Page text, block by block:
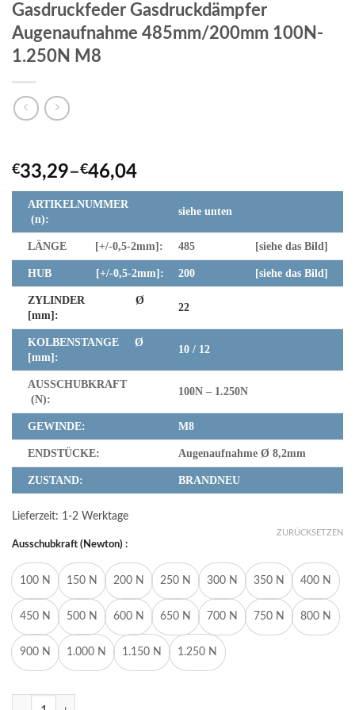
Gasdruckfeder Gasdruckdämpfer
Augenaufnahme 485mm/200mm 100N-
1.250N M8
€33,29–€46,04
ARTIKELNUMMER
(n):
siehe unten
LÄNGE [+/-0,5-2mm]: 485 [siehe das Bild]
HUB [+/-0,5-2mm]: 200 [siehe das Bild]
ZYLINDER Ø
[mm]:
22
KOLBENSTANGE Ø
[mm]:
10 / 12
AUSSCHUBKRAFT
(N):
100N – 1.250N
GEWINDE: M8
ENDSTÜCKE: Augenaufnahme Ø 8,2mm
ZUSTAND: BRANDNEU
Lieferzeit: 1-2 Werktage
Ausschubkraft (Newton) :
100 N 150 N 200 N 250 N 300 N 350 N 400 N
450 N 500 N 600 N 650 N 700 N 750 N 800 N
900 N 1.000 N 1.150 N 1.250 N
ZURÜCKSETZEN
Gasdruckfeder Gasdruckdämpfer Augenaufnahme 485mm/200mm